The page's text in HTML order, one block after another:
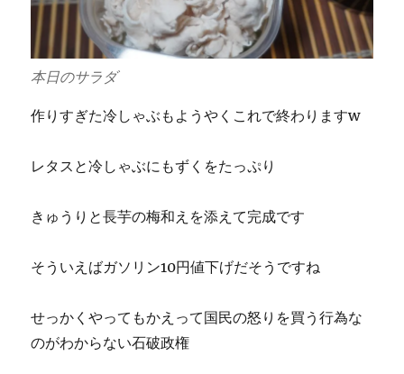
本日のサラダ
作りすぎた冷しゃぶもようやくこれで終わりますw
レタスと冷しゃぶにもずくをたっぷり
きゅうりと長芋の梅和えを添えて完成です
そういえばガソリン10円値下げだそうですね
せっかくやってもかえって国民の怒りを買う行為な
のがわからない石破政権